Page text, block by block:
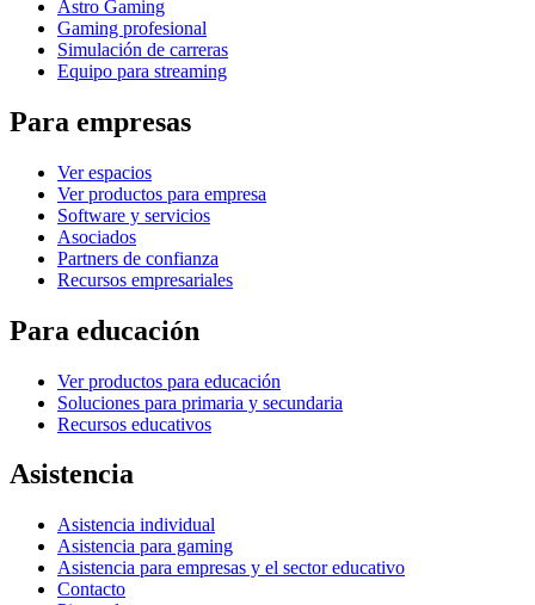
Astro Gaming
Gaming profesional
Simulación de carreras
Equipo para streaming
Para empresas
Ver espacios
Ver productos para empresa
Software y servicios
Asociados
Partners de confianza
Recursos empresariales
Para educación
Ver productos para educación
Soluciones para primaria y secundaria
Recursos educativos
Asistencia
Asistencia individual
Asistencia para gaming
Asistencia para empresas y el sector educativo
Contacto